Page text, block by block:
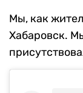
Мы, как
Хабаровск.